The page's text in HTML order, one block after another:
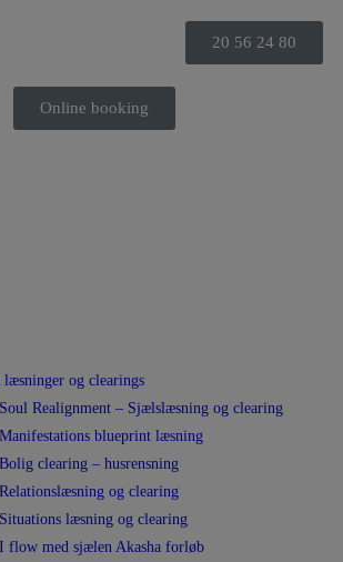
20 56 24 80
Online booking
læsninger og clearings
Soul Realignment – Sjælslæsning og clearing
Manifestations blueprint læsning
Bolig clearing – husrensning
Relationslæsning og clearing
Situations læsning og clearing
I flow med sjælen Akasha forløb